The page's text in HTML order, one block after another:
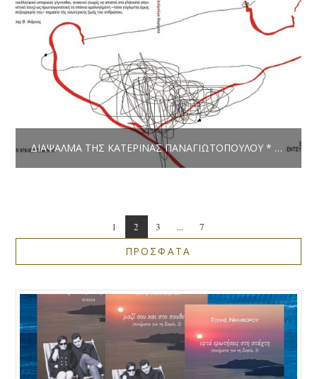
ΔΙΑΨΑΛΜΑ ΤΗΣ ΚΑΤΕΡΙΝΑΣ ΠΑΝΑΓΙΩΤΟΠΟΥΛΟΥ * ΚΡΙΤΙΚΉ
1 2 3 ... 7
ΠΡΟΣΦΑΤΑ